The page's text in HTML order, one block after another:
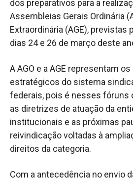
dos preparativos para a
Assembleias Gerais Ordinária
Extraordinária (AGE), previstas
dias 24 e 26 de março deste
A AGO e a AGE representam
estratégicos do sistema
federais, pois é nesses fóruns
as diretrizes de atuação da
institucionais e as próximas
reivindicação voltadas à
direitos da categoria.
Com a antecedência no envio